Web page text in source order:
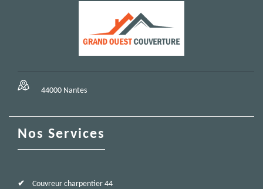
44000 Nantes
Nos Services
Couvreur charpentier 44